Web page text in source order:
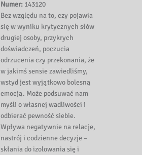
Numer: 143120
Bez względu na to, czy pojawia
się w wyniku krytycznych słów
drugiej osoby, przykrych
doświadczeń, poczucia
odrzucenia czy przekonania, że
w jakimś sensie zawiedliśmy,
wstyd jest wyjątkowo bolesną
emocją. Może podsuwać nam
myśli o własnej wadliwości i
odbierać pewność siebie.
Wpływa negatywnie na relacje,
nastrój i codzienne decyzje –
skłania do izolowania się i